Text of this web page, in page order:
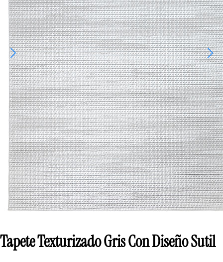
Tapete Texturizado Gris Con Diseño Sutil